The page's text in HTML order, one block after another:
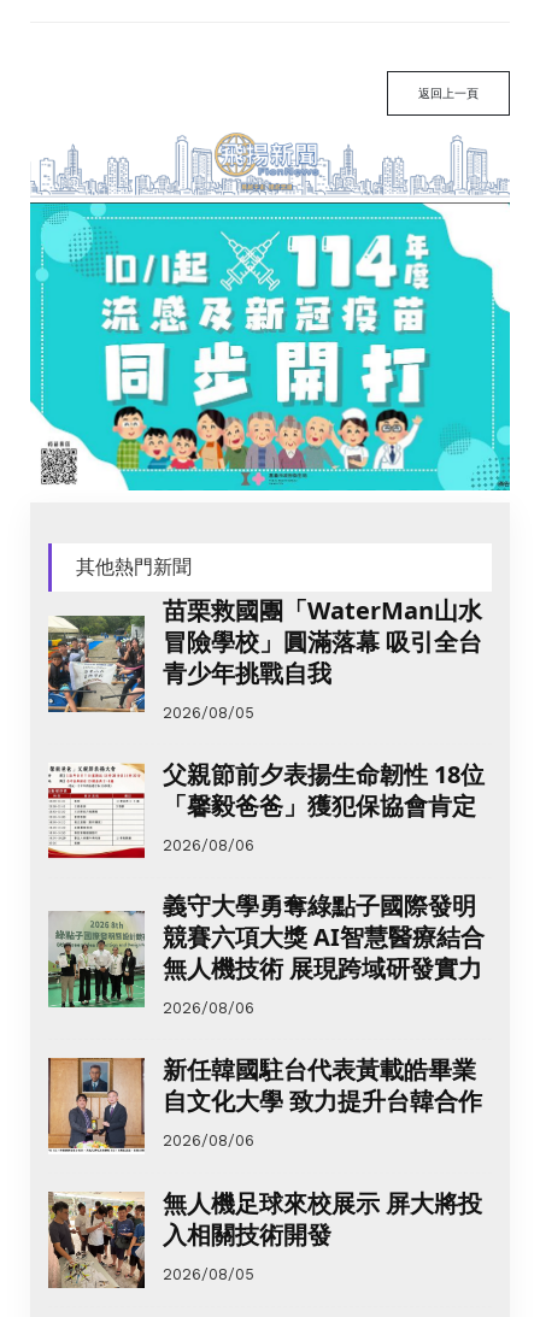
返回上一頁
其他熱門新聞
苗栗救國團「WaterMan山水
冒險學校」圓滿落幕 吸引全台
青少年挑戰自我
2026/08/05
父親節前夕表揚生命韌性 18位
「馨毅爸爸」獲犯保協會肯定
2026/08/06
義守大學勇奪綠點子國際發明
競賽六項大獎 AI智慧醫療結合
無人機技術 展現跨域研發實力
2026/08/06
新任韓國駐台代表黃載皓畢業
自文化大學 致力提升台韓合作
2026/08/06
無人機足球來校展示 屏大將投
入相關技術開發
2026/08/05